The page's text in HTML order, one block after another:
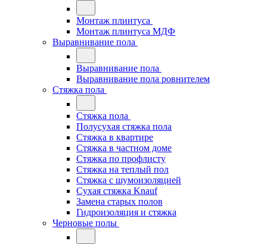
Монтаж плинтуса
Монтаж плинтуса МДФ
Выравнивание пола
Выравнивание пола
Выравнивание пола ровнителем
Стяжка пола
Стяжка пола
Полусухая стяжка пола
Стяжка в квартире
Стяжка в частном доме
Стяжка по профлисту
Стяжка на теплый пол
Стяжка с шумоизоляцией
Сухая стяжка Knauf
Замена старых полов
Гидроизоляция и стяжка
Черновые полы